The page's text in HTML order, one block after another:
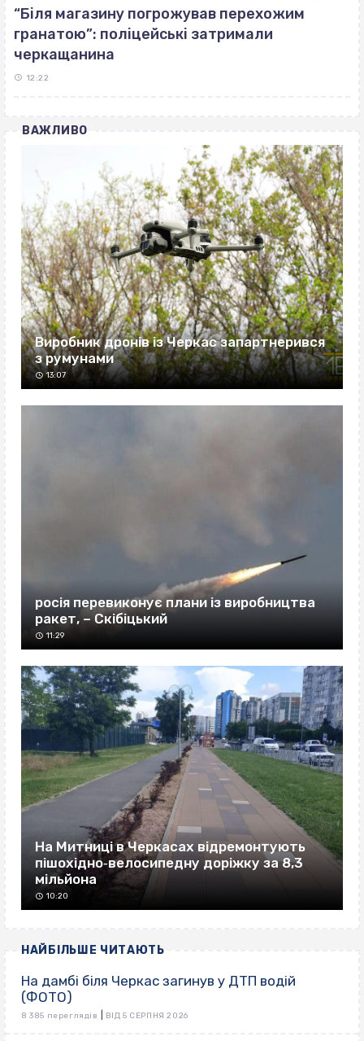
“Біля магазину погрожував перехожим
гранатою”: поліцейські затримали
черкащанина
12:22
ВАЖЛИВО
Виробник дронів із Черкас запартнерився
з румунами
13:07
росія перевиконує плани із виробництва
ракет, – Скібіцький
11:29
На Митниці в Черкасах відремонтують
пішохідно‐велосипедну доріжку за 8,3
мільйона
10:20
НАЙБІЛЬШЕ ЧИТАЮТЬ
На дамбі біля Черкас загинув у ДТП водій
(ФОТО)
8 385 переглядів ВІД 5 СЕРПНЯ 2026